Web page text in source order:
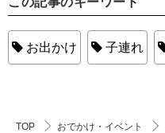
お出かけ 子連れ
TOP おでかけ・イベント